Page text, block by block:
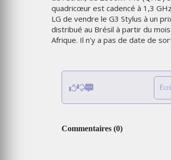
quadricœur est cadencé à 1,3
LG de vendre le G3 Stylus à un
distribué au Brésil à partir du
Afrique. Il n'y a pas de date de
Commentaires (0)
MARKETING
DES ÉMIRATS